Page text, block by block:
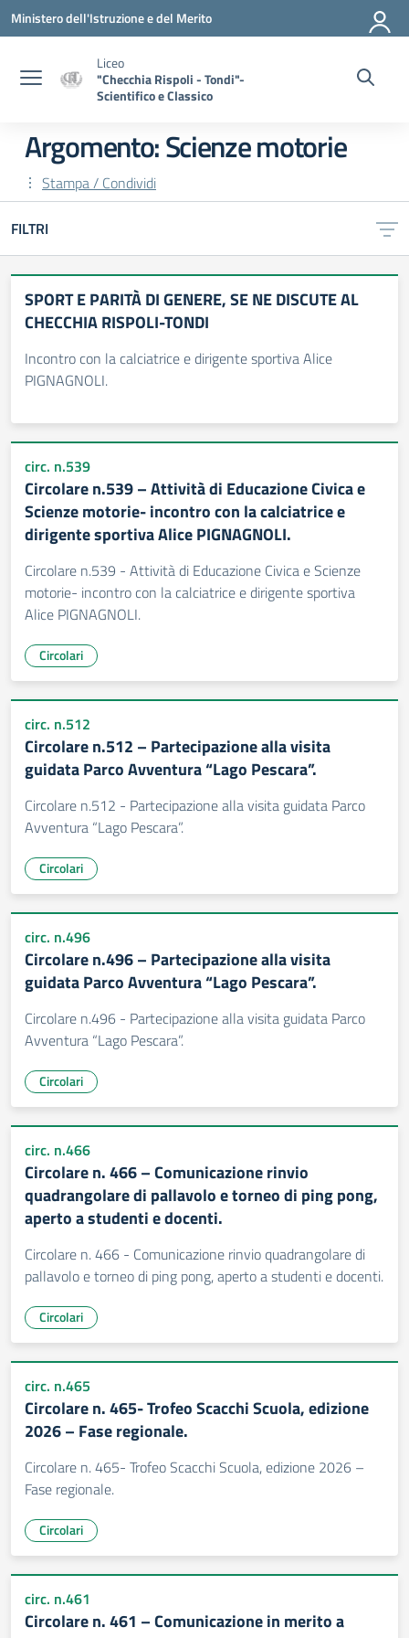
Vai ai contenuti
Vai al menu di navigazione
Vai al footer
Ministero dell'Istruzione e del Merito
Liceo
"Checchia Rispoli - Tondi"-
Scientifico e Classico
Argomento: Scienze motorie
Stampa / Condividi
FILTRI
SPORT E PARITÀ DI GENERE, SE NE DISCUTE AL
CHECCHIA RISPOLI-TONDI
Incontro con la calciatrice e dirigente sportiva Alice
PIGNAGNOLI.
circ. n.539
Circolare n.539 – Attività di Educazione Civica e
Scienze motorie- incontro con la calciatrice e
dirigente sportiva Alice PIGNAGNOLI.
Circolare n.539 - Attività di Educazione Civica e Scienze
motorie- incontro con la calciatrice e dirigente sportiva
Alice PIGNAGNOLI.
Circolari
circ. n.512
Circolare n.512 – Partecipazione alla visita
guidata Parco Avventura “Lago Pescara”.
Circolare n.512 - Partecipazione alla visita guidata Parco
Avventura “Lago Pescara”.
Circolari
circ. n.496
Circolare n.496 – Partecipazione alla visita
guidata Parco Avventura “Lago Pescara”.
Circolare n.496 - Partecipazione alla visita guidata Parco
Avventura “Lago Pescara”.
Circolari
circ. n.466
Circolare n. 466 – Comunicazione rinvio
quadrangolare di pallavolo e torneo di ping pong,
aperto a studenti e docenti.
Circolare n. 466 - Comunicazione rinvio quadrangolare di
pallavolo e torneo di ping pong, aperto a studenti e docenti.
Circolari
circ. n.465
Circolare n. 465- Trofeo Scacchi Scuola, edizione
2026 – Fase regionale.
Circolare n. 465- Trofeo Scacchi Scuola, edizione 2026 –
Fase regionale.
Circolari
circ. n.461
Circolare n. 461 – Comunicazione in merito a